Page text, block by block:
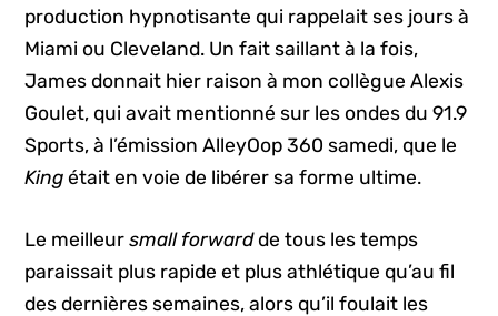
production hypnotisante qui rappelait ses jours à
Miami ou Cleveland. Un fait saillant à la fois,
James donnait hier raison à mon collègue Alexis
Goulet, qui avait mentionné sur les ondes du 91.9
Sports, à l’émission AlleyOop 360 samedi, que le
King était en voie de libérer sa forme ultime.
Le meilleursmall forwardde tous les temps
paraissait plus rapide et plus athlétique qu’au fil
des dernières semaines, alors qu’il foulait les